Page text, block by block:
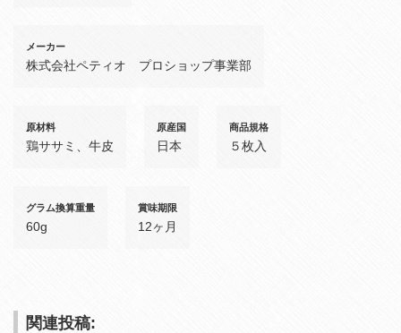
メーカー
株式会社ペティオ プロショップ事業部
原材料
鶏ササミ、牛皮
原産国
日本
商品規格
５枚入
グラム換算重量
60g
賞味期限
12ヶ月
関連投稿: